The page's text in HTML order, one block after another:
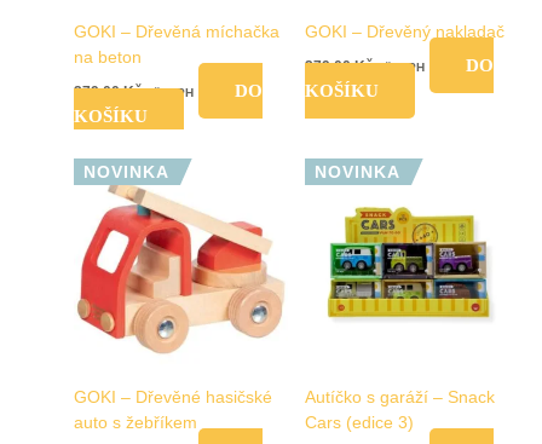
GOKI – Dřevěná míchačka
na beton
279,00Kč vč. DPH
DO
KOŠÍKU
GOKI – Dřevěný nakladač
279,00Kč vč. DPH
DO
KOŠÍKU
NOVINKA
GOKI – Dřevěné hasičské
auto s žebříkem
NOVINKA
Autíčko s garáží – Snack
Cars (edice 3)
Tento
má
více
variant.
Možnosti
lze
stránce
produktu